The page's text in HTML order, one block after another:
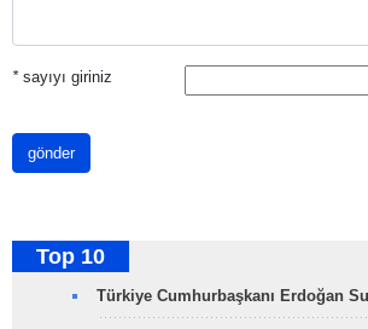
*sayıyı giriniz
gönder
Top 10
Türkiye Cumhurbaşkanı Erdoğan